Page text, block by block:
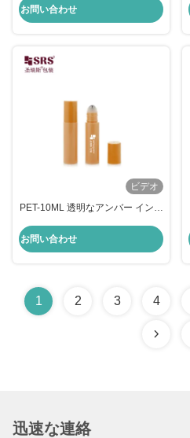
タマイズされた色
お問い合わせ
ビデオ
PET-10ML 透明なアンバー インジ
ボトル上のプラスチックロール
お問い合わせ
1 2 3 4
迅速な連絡